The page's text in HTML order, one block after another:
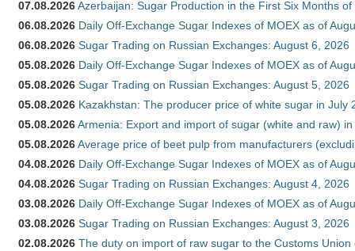
07.08.2026Azerbaijan: Sugar Production in the First Six Months of
06.08.2026 Daily Off-Exchange Sugar Indexes of MOEX as of
06.08.2026 Sugar Trading on Russian Exchanges: August 6, 2026
05.08.2026 Daily Off-Exchange Sugar Indexes of MOEX as of
05.08.2026 Sugar Trading on Russian Exchanges: August 5, 2026
05.08.2026 Kazakhstan: The producer price of white sugar in July
05.08.2026Armenia: Export and import of sugar (white and raw)
05.08.2026Average price of beet pulp from manufacturers
04.08.2026 Daily Off-Exchange Sugar Indexes of MOEX as of
04.08.2026 Sugar Trading on Russian Exchanges: August 4, 2026
03.08.2026 Daily Off-Exchange Sugar Indexes of MOEX as of
03.08.2026 Sugar Trading on Russian Exchanges: August 3, 2026
02.08.2026 The duty on import of raw sugar to the Customs